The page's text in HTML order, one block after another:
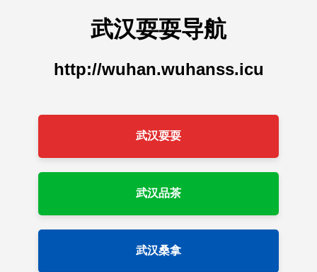
武汉耍耍导航
http://wuhan.wuhanss.icu
武汉耍耍
武汉品茶
武汉桑拿